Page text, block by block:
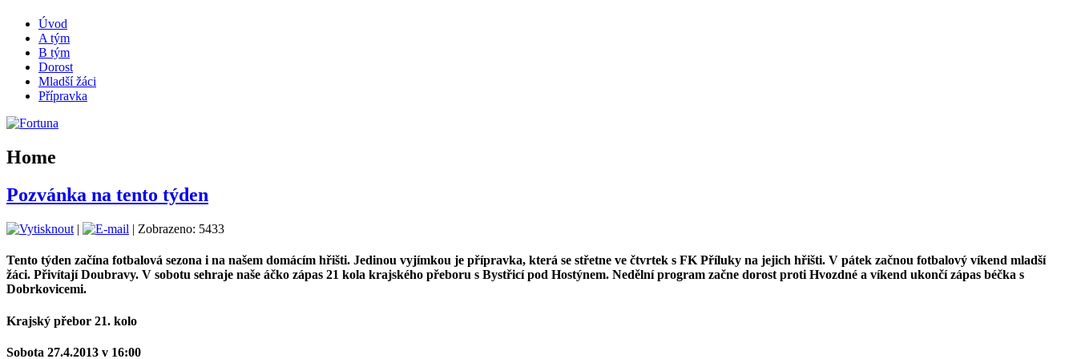
Úvod
A tým
B tým
Dorost
Mladší žáci
Přípravka
Home
Pozvánka na tento týden
| | Zobrazeno: 5433
Tento týden začína fotbalová sezona i na našem domácím hřišti. Jedinou vyjímkou je přípravka, která se střetne ve čtvrtek s FK Příluky na jejich hřišti. V pátek začnou fotbalový víkend mladší
žáci. Přivítají Doubravy. V sobotu sehraje naše áčko zápas 21 kola krajského přeboru s Bystřicí pod Hostýnem. Nedělní program začne dorost proti Hvozdné a víkend ukončí zápas béčka s
Dobrkovicemi.
Krajský přebor 21. kolo
Sobota 27.4.2013 v 16:00